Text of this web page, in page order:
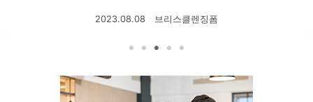
2023.08.08 ㆍ 브리스클렌징워터